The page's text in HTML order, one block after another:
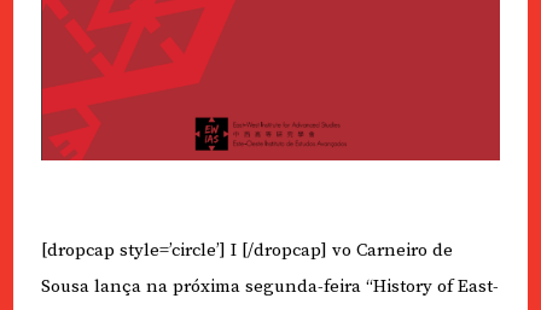
[dropcap style=’circle’] I [/dropcap] vo Carneiro de
Sousa lança na próxima segunda-feira “History of East-